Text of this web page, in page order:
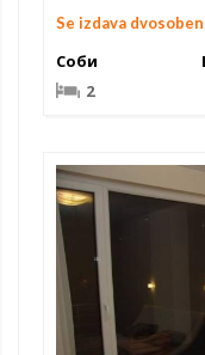
Se izdava
Соби
2